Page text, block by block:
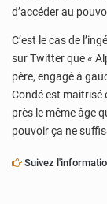
d’accéder au
C’est le cas de
sur Twitter que «
père, engagé à
Condé est maitrisé
près le même âge
pouvoir ça ne
Suivez